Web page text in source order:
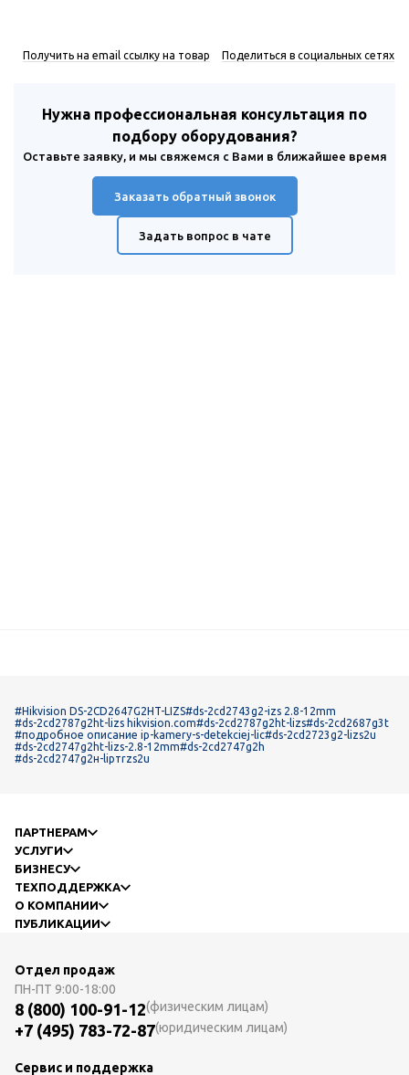
Получить на email ссылку на товар Поделиться в социальных сетях
Нужна профессиональная консультация по
подбору оборудования?
Оставьте заявку, и мы свяжемся с Вами в ближайшее время
Заказать обратный звонок
Задать вопрос в чате
#Hikvision DS-2CD2647G2HT-LIZS#ds-2cd2743g2-izs 2.8-12mm
#ds-2cd2787g2ht-lizs hikvision.com#ds-2cd2787g2ht-lizs#ds-2cd2687g3t
#подробное описание ip-kamery-s-detekciej-lic#ds-2cd2723g2-lizs2u
#ds-2cd2747g2ht-lizs-2.8-12mm#ds-2cd2747g2h
#ds-2сd2747g2н-liртrzs2u
ПАРТНЕРАМ
УСЛУГИ
БИЗНЕСУ
ТЕХПОДДЕРЖКА
О КОМПАНИИ
ПУБЛИКАЦИИ
Отдел продаж
ПН-ПТ 9:00-18:00
8 (800) 100-91-12(физическим лицам)
+7 (495) 783-72-87(юридическим лицам)
Сервис и поддержка